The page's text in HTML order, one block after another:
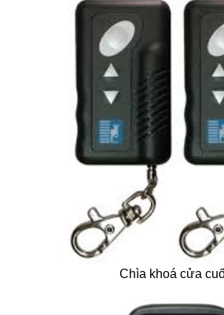
Chìa khoá cửa